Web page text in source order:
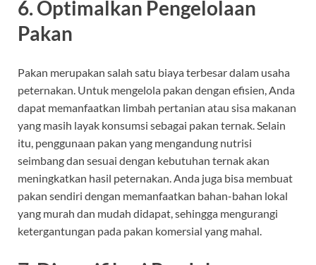
6.Optimalkan Pengelolaan
Pakan
Pakan merupakan salah satu biaya terbesar dalam usaha
peternakan. Untuk mengelola pakan dengan efisien, Anda
dapat memanfaatkan limbah pertanian atau sisa makanan
yang masih layak konsumsi sebagai pakan ternak. Selain
itu, penggunaan pakan yang mengandung nutrisi
seimbang dan sesuai dengan kebutuhan ternak akan
meningkatkan hasil peternakan. Anda juga bisa membuat
pakan sendiri dengan memanfaatkan bahan-bahan lokal
yang murah dan mudah didapat, sehingga mengurangi
ketergantungan pada pakan komersial yang mahal.